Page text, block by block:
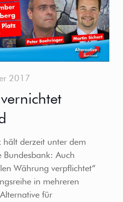
2017
hält derzeit unter dem
Auch
Währung verpflichtet“
in mehreren
für